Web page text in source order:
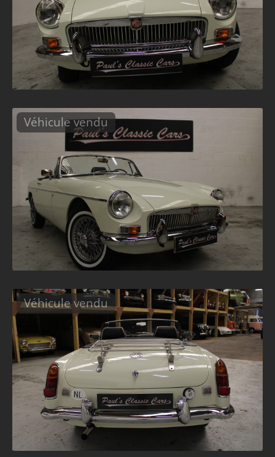
Véhicule vendu
Véhicule vendu